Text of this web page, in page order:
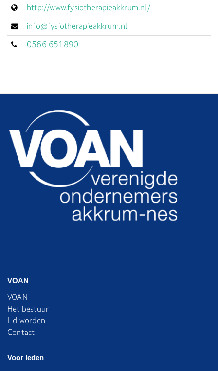
http://www.fysiotherapieakkrum.nl/
info@fysiotherapieakkrum.nl
0566-651890
VOAN
VOAN
Het bestuur
Lid worden
Contact
Voor leden